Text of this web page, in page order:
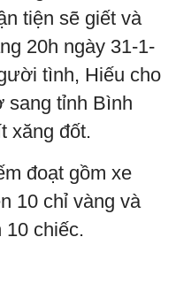
tiện sẽ giết và
20h ngày 31-1-
tình, Hiếu cho
sang tỉnh Bình
xăng đốt.
đoạt gồm xe
10 chỉ vàng và
10 chiếc.